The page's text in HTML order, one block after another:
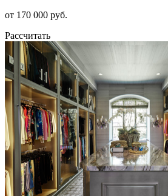
от 170 000 руб.
Рассчитать